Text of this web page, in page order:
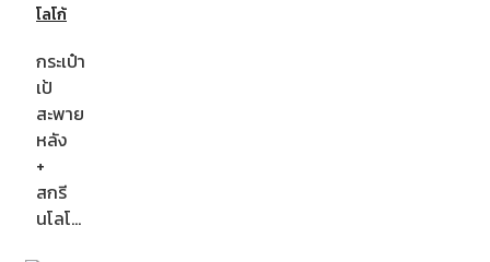
โลโก้
กระเป๋า
เป้
สะพาย
หลัง
+
สกรี
นโลโ…